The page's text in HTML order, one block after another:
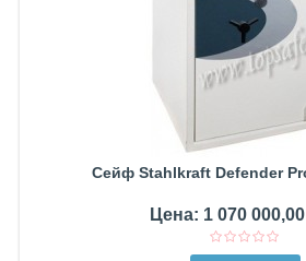
Сейф Stahlkraft Defender
Цена: 1 070